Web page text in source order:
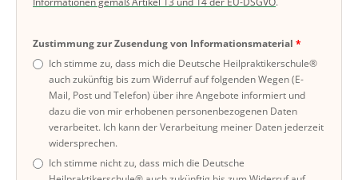
Zustimmung zur Zusendung von Informationsmaterial
Ich stimme zu, dass mich die Deutsche Heilpraktikerschule®
auch zukünftig bis zum Widerruf auf folgenden Wegen (E-
Mail, Post und Telefon) über ihre Angebote informiert und
dazu die von mir erhobenen personenbezogenen Daten
verarbeitet. Ich kann der Verarbeitung meiner Daten jederzeit
widersprechen.
Ich stimme nicht zu, dass mich die Deutsche